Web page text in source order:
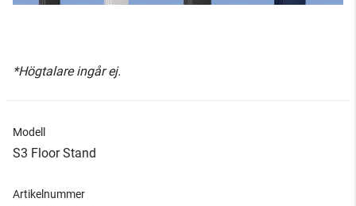
*Högtalare ingår ej.
Modell
S3 Floor Stand
Artikelnummer